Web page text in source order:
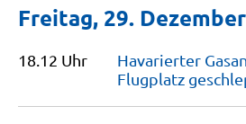
Freitag, 29.
18.12 Uhr
Havarierter
Flugplatz